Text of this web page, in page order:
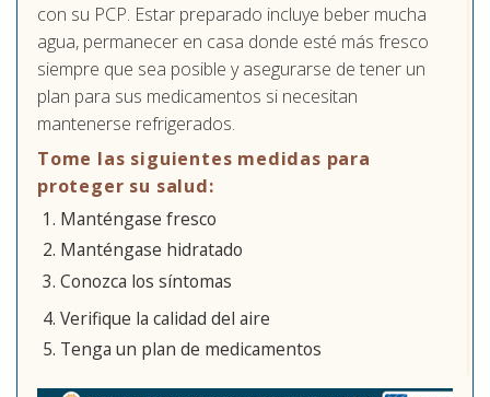
con su PCP. Estar preparado incluye beber mucha
agua, permanecer en casa donde esté más fresco
siempre que sea posible y asegurarse de tener un
plan para sus medicamentos si necesitan
mantenerse refrigerados.
Tome las siguientes medidas para
proteger su salud:
Manténgase fresco
Manténgase hidratado
Conozca los síntomas
Verifique la calidad del aire
Tenga un plan de medicamentos